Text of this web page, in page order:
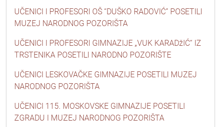
UČENICI I PROFESORI OŠ “DUŠKO RADOVIĆ” POSETILI
MUZEJ NARODNOG POZORIŠTA
UČENICI I PROFESORI GIMNAZIJE „VUK KARADžIĆ“ IZ
TRSTENIKA POSETILI NARODNO POZORIŠTE
UČENICI LESKOVAČKE GIMNAZIJE POSETILI MUZEJ
NARODNOG POZORIŠTA
UČENICI 115. MOSKOVSKE GIMNAZIJE POSETILI
ZGRADU I MUZEJ NARODNOG POZORIŠTA